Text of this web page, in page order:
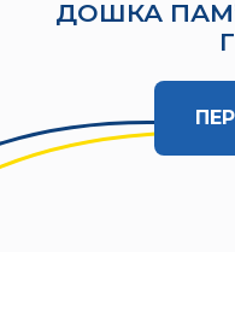
ДОШКА